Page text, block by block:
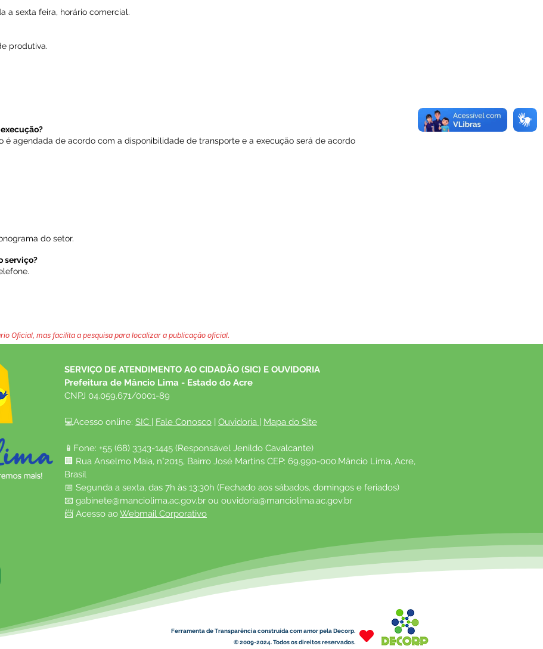
a sexta feira, horário comercial.
produtiva.
é agendada de acordo com a disponibilidade de transporte e a execução será de acordo
do setor.
serviço?
Oficial, mas facilita a pesquisa para localizar a publicação oficial.
SERVIÇO DE ATENDIMENTO AO CIDADÃO (SIC) E OUVIDORIA
Prefeitura de Mâncio Lima - Estado do Acre
CNPJ 04.059.671/0001-89
💻Acesso online: SIC | Fale Conosco | Ouvidoria | Mapa do Site
📱Fone: +55 (68) 3343-1445 (Responsável Jenildo Cavalcante)
🏢 Rua Anselmo Maia, n°2015, Bairro José Martins CEP: 69.990-000.Mâncio Lima, Acre,
Brasil
📅 Segunda a sexta, das 7h às 13:30h (Fechado aos sábados, domingos e feriados)
📧 gabinete@manciolima.ac.gov.br ou ouvidoria@manciolima.ac.gov.br
📨 Acesso ao Webmail Corporativo
Ferramenta de Transparência construída com amor pela Decorp.
© 2009-2024. Todos os direitos reservados.